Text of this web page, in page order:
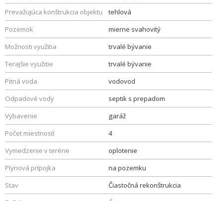
Prevažujúca konštrukcia objektu
tehlová
Pozemok
mierne svahovitý
Možnosti využitia
trvalé bývanie
Terajšie využitie
trvalé bývanie
Pitná voda
vodovod
Odpadové vody
septik s prepadom
Vybavenie
garáž
Počet miestností
4
Vymedzenie v teréne
oplotenie
Plynová prípojka
na pozemku
Stav
Čiastočná rekonštrukcia